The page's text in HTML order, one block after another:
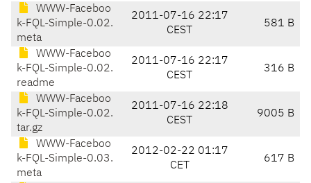
WWW-Faceboo
k-FQL-Simple-0.02.
meta
2011-07-16 22:17
CEST
581 B
WWW-Faceboo
k-FQL-Simple-0.02.
readme
2011-07-16 22:17
CEST
316 B
WWW-Faceboo
k-FQL-Simple-0.02.
tar.gz
2011-07-16 22:18
CEST
9005 B
WWW-Faceboo
k-FQL-Simple-0.03.
meta
2012-02-22 01:17
CET
617 B